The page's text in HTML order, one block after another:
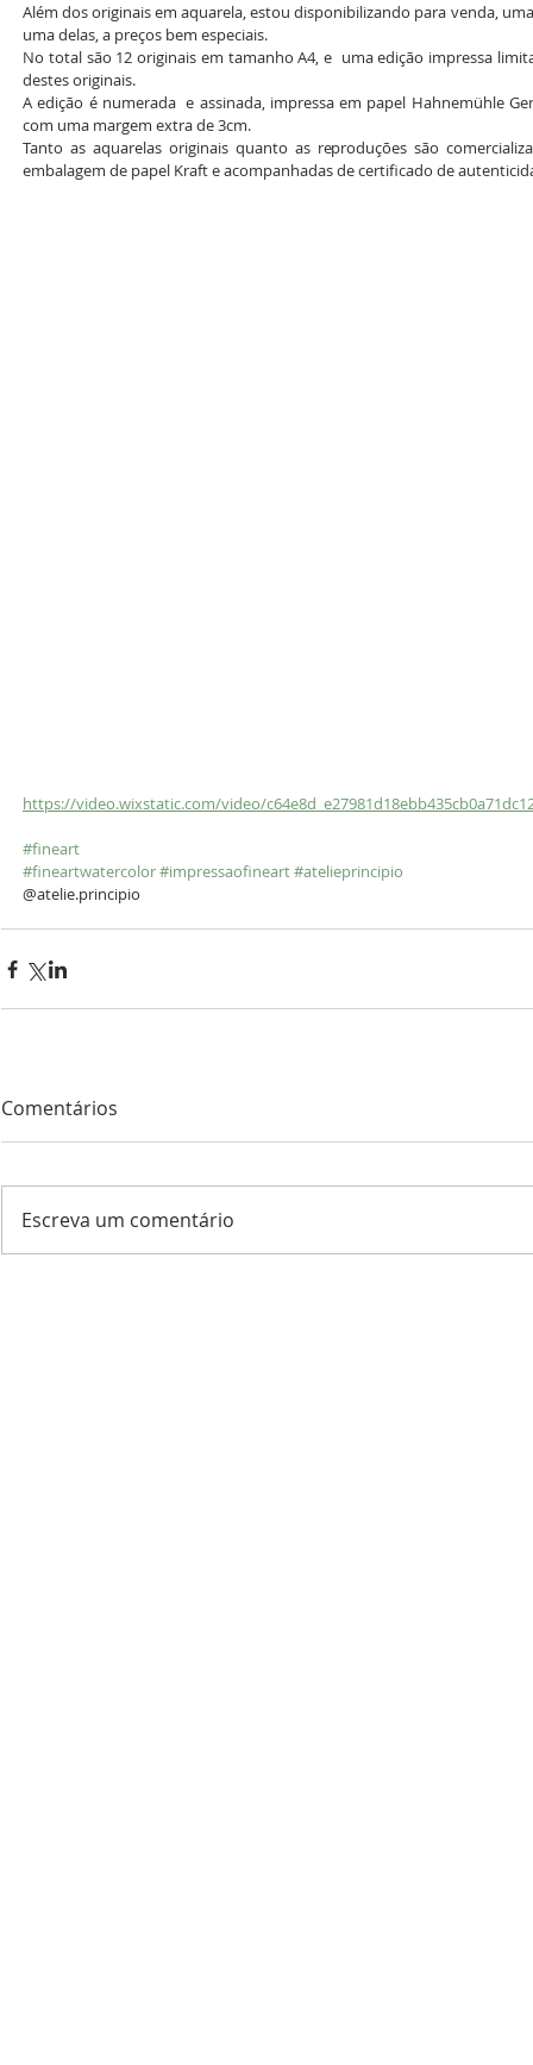
Além dos originais em aquarela, estou disponibilizando para venda,
uma delas, a preços bem especiais.
No total são 12 originais em tamanho A4, e  uma edição impressa
destes originais.
A edição é numerada  e assinada, impressa em papel Hahnemühle
com uma margem extra de 3cm.
Tanto as aquarelas originais quanto as reproduções são
embalagem de papel Kraft e acompanhadas de certificado de
https://video.wixstatic.com/video/
#fineart
#fineartwatercolor#impressaofineart#atelieprincipio
@atelie.principio
Comentários
Escreva um comentário